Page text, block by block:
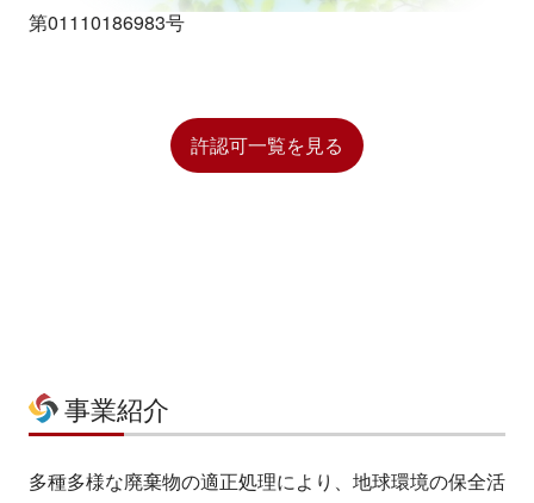
第01110186983号
許認可一覧を見る
事業紹介
多種多様な廃棄物の適正処理により、地球環境の保全活